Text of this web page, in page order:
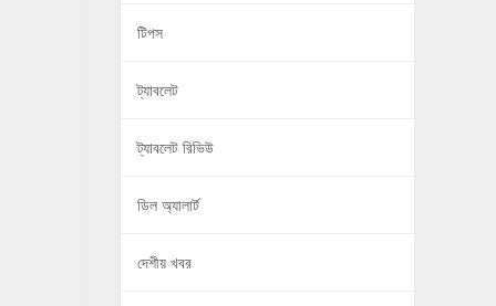
টিপস
ট্যাবলেট
ট্যাবলেট রিভিউ
ডিল অ্যালার্ট
দেশীয় খবর